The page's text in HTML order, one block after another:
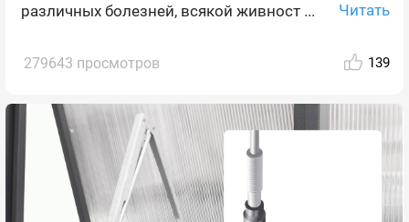
различных болезней, всякой живност ...
Читать
279643 просмотров 139